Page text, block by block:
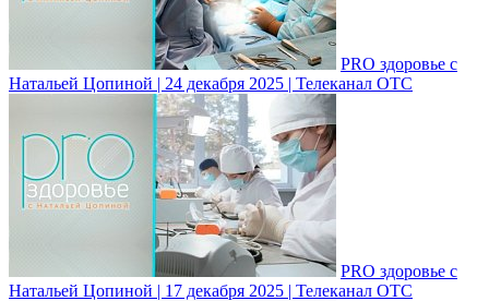
PRO здоровье с
Натальей Цопиной | 24 декабря 2025 | Телеканал ОТС
PRO здоровье с
Натальей Цопиной | 17 декабря 2025 | Телеканал ОТС